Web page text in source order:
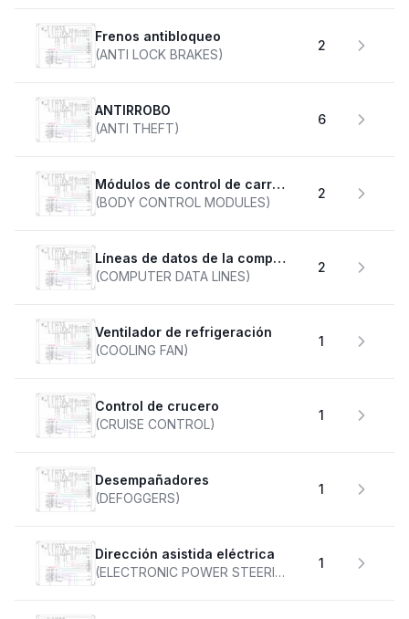
Frenos antibloqueo
(ANTI LOCK BRAKES)
2
ANTIRROBO
(ANTI THEFT)
6
Módulos de control de carrocería
(BODY CONTROL MODULES)
2
Líneas de datos de la computadora
(COMPUTER DATA LINES)
2
Ventilador de refrigeración
(COOLING FAN)
1
Control de crucero
(CRUISE CONTROL)
1
desempañadores
(DEFOGGERS)
1
Dirección asistida eléctrica
(ELECTRONIC POWER STEERING)
1